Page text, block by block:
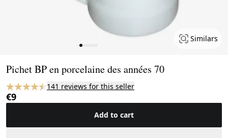
Similars
Pichet BP en porcelaine des années 70
141 reviews for this seller
€9
Add to cart